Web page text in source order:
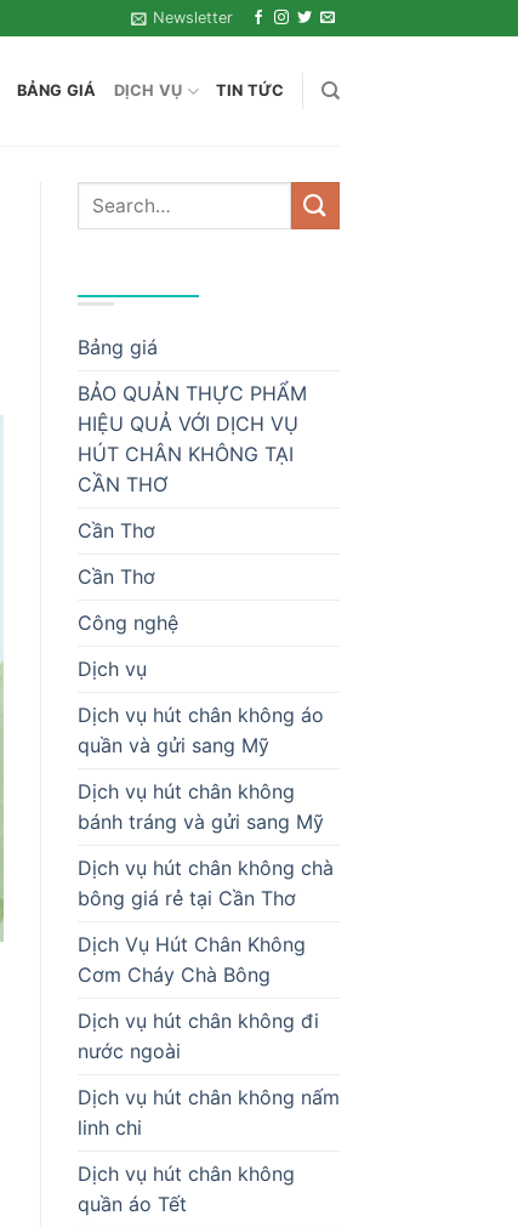
Newsletter
BẢNG GIÁ DỊCH VỤ TIN TỨC
Bảng giá
BẢO QUẢN THỰC PHẨM
HIỆU QUẢ VỚI DỊCH VỤ
HÚT CHÂN KHÔNG TẠI
CẦN THƠ
Cần Thơ
Cần Thơ
Công nghệ
Dịch vụ
Dịch vụ hút chân không áo
quần và gửi sang Mỹ
Dịch vụ hút chân không
bánh tráng và gửi sang Mỹ
Dịch vụ hút chân không chà
bông giá rẻ tại Cần Thơ
Dịch Vụ Hút Chân Không
Cơm Cháy Chà Bông
Dịch vụ hút chân không đi
nước ngoài
Dịch vụ hút chân không nấm
linh chi
Dịch vụ hút chân không
quần áo Tết